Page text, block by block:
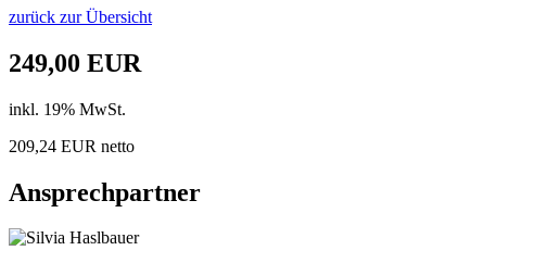
zurück zur Übersicht
249,00 EUR
inkl. 19% MwSt.
209,24 EUR netto
Ansprechpartner